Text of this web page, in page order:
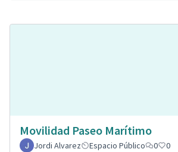
Movilidad Paseo Marítimo
Jordi Alvarez
Espacio Público 0 0